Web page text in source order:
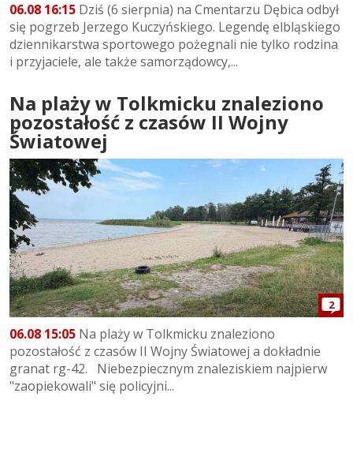
06.08 16:15 Dziś (6 sierpnia) na Cmentarzu Dębica odbył
się pogrzeb Jerzego Kuczyńskiego. Legendę elbląskiego
dziennikarstwa sportowego pożegnali nie tylko rodzina
i przyjaciele, ale także samorządowcy,...
Na plaży w Tolkmicku znaleziono
pozostałość z czasów II Wojny
Światowej
2
06.08 15:05 Na plaży w Tolkmicku znaleziono
pozostałość z czasów II Wojny Światowej a dokładnie
granat rg-42. Niebezpiecznym znaleziskiem najpierw
"zaopiekowali" się policyjni...